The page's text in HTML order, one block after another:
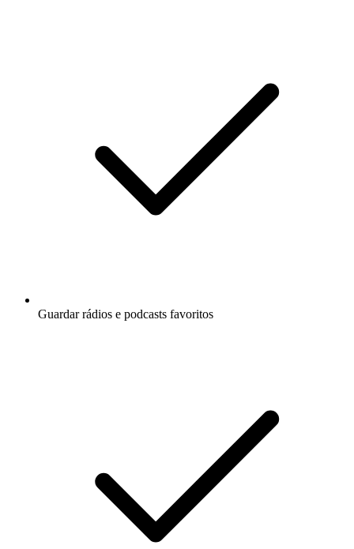
Guardar rádios e podcasts favoritos